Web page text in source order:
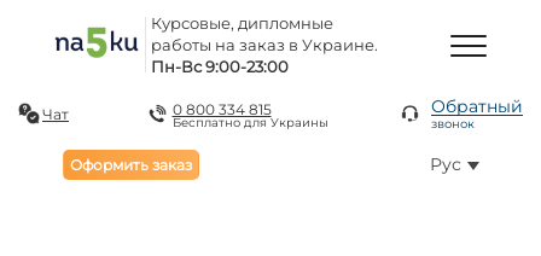
Курсовые, дипломные
работы на заказ в Украине.
Пн-Вс 9:00-23:00
Чат 0 800 334 815
Бесплатно для Украины
Обратный
звонок
Оформить заказ Рус